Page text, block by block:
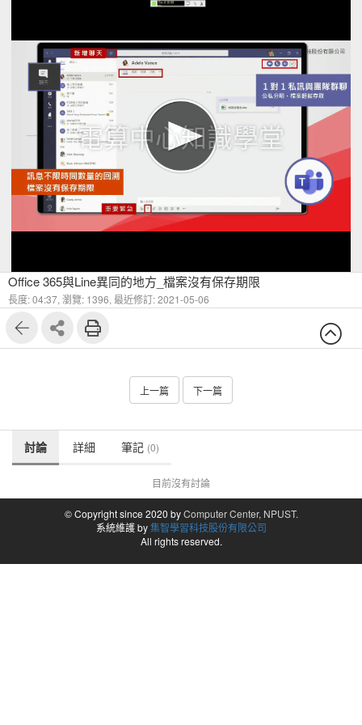
電算中心知識學堂
Office 365與Line異同的地方_檔案沒有保存期限
長度: 04:37, 瀏覽: 1396, 最近修訂: 2021-05-06
上一篇 下一篇
討論 詳細 筆記 (0)
目前沒有討論
© Copyright since 2020 byComputer Center, NPUST.
系統維護 by集智學習科技股份有限公司
All rights reserved.